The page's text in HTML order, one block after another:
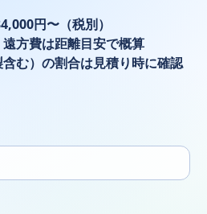
円〜（税別）
方費は距離目安で概算
む）の割合は見積り時に確認